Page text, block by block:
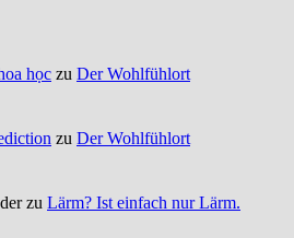
học zu Der Wohlfühlort
zu Der Wohlfühlort
zu Lärm? Ist einfach nur Lärm.